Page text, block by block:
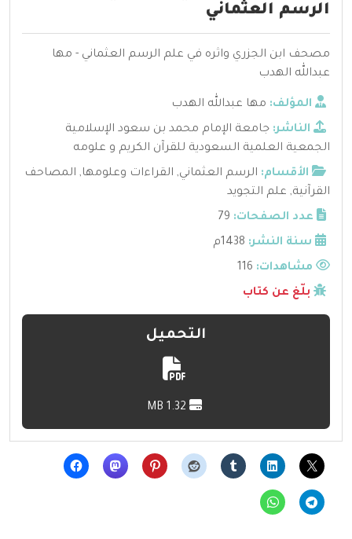
الرسم العثماني
مصحف ابن الجزري واثره في علم الرسم العثماني - مها
عبدالله الهدب
المؤلف: مها عبدالله الهدب
الناشر: جامعة الإمام محمد بن سعود الإسلامية
الجمعية العلمية السعودية للقرآن الكريم و علومه
الأقسام: الرسم العثماني, القراءات وعلومها, المصاحف
القرآنية, علم التجويد
عدد الصفحات: 79
سنة النشر: 1438م
مشاهدات:
بلّغ عن كتاب
التحميل